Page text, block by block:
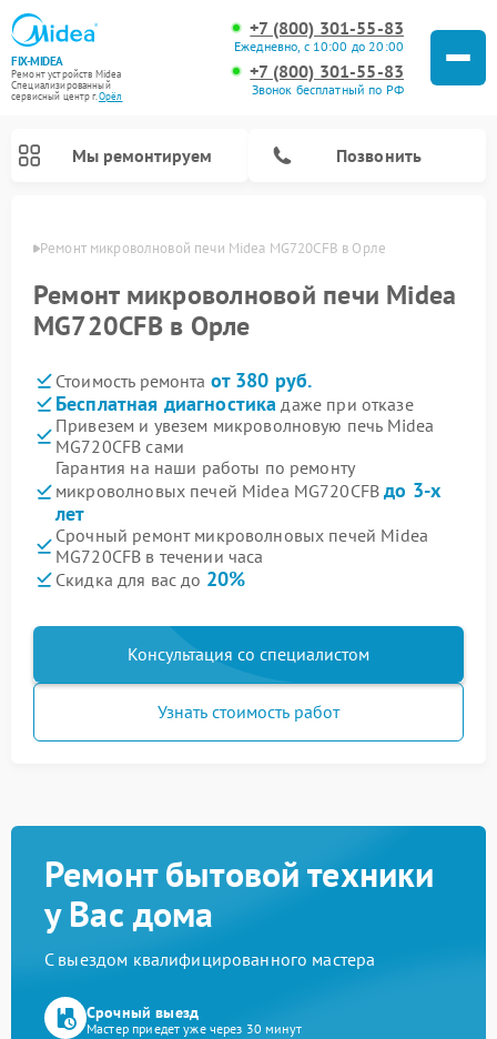
FIX-MIDEA
Ремонт устройств Midea
Специализированный
cервисный центр г.Орёл
+7 (800) 301-55-83
Ежедневно, с 10:00 до 20:00
+7 (800) 301-55-83
Звонок бесплатный по РФ
Мы ремонтируем Позвонить
Ремонт микроволновой печи Midea MG720CFB в Орле
Ремонт микроволновой печи Midea
MG720CFB в Орле
Стоимость ремонта от 380 руб.
Бесплатная диагностика даже при отказе
Привезем и увезем микроволновую печь Midea
MG720CFB сами
Гарантия на наши работы по ремонту
микроволновых печей Midea MG720CFBдо 3-х
лет
Срочный ремонт микроволновых печей Midea
MG720CFB в течении часа
Скидка для вас до 20%
Консультация со специалистом
Узнать стоимость работ
Ремонт бытовой техники
у Вас дома
С выездом квалифицированного мастера
Срочный выезд
Мастер приедет уже через 30 минут